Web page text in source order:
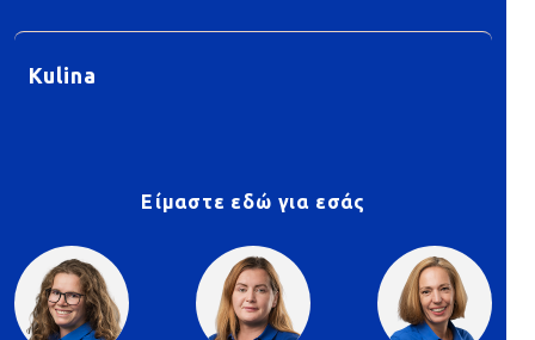
Kulina
Είμαστε εδώ για εσάς